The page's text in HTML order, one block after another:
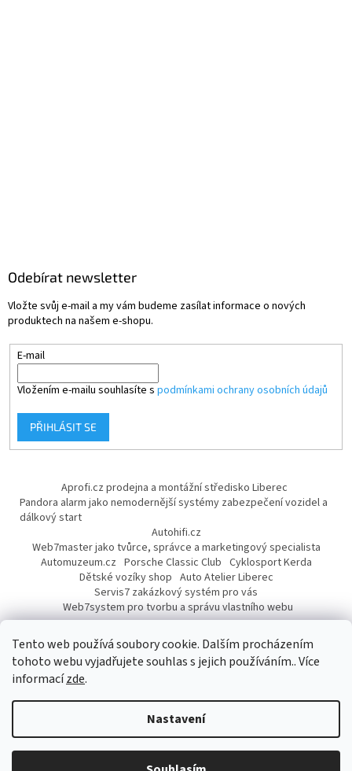
Tento web používá soubory cookie. Dalším procházením
tohoto webu vyjadřujete souhlas s jejich používáním.. Více
informacízde.
Nastavení
Odebírat newsletter
Vložte svůj e-mail a my vám budeme zasílat informace o nových
produktech na našem e-shopu.
E-mail
Vložením e-mailu souhlasíte s podmínkami ochrany osobních údajů
PŘIHLÁSIT SE
Aprofi.cz prodejna a montážní středisko Liberec
Pandora alarm jako nemodernější systémy zabezpečení vozidel a
dálkový start
Autohifi.cz
Web7master jako tvůrce, správce a marketingový specialista
Automuzeum.cz Porsche Classic Club Cyklosport Kerda
Dětské vozíky shop Auto Atelier Liberec
Servis7 zakázkový systém pro vás
Web7system pro tvorbu a správu vlastního webu
Dárek
Copyright 2026AUTOPROFI CZ. Všechna práva vyhrazena.Upravit